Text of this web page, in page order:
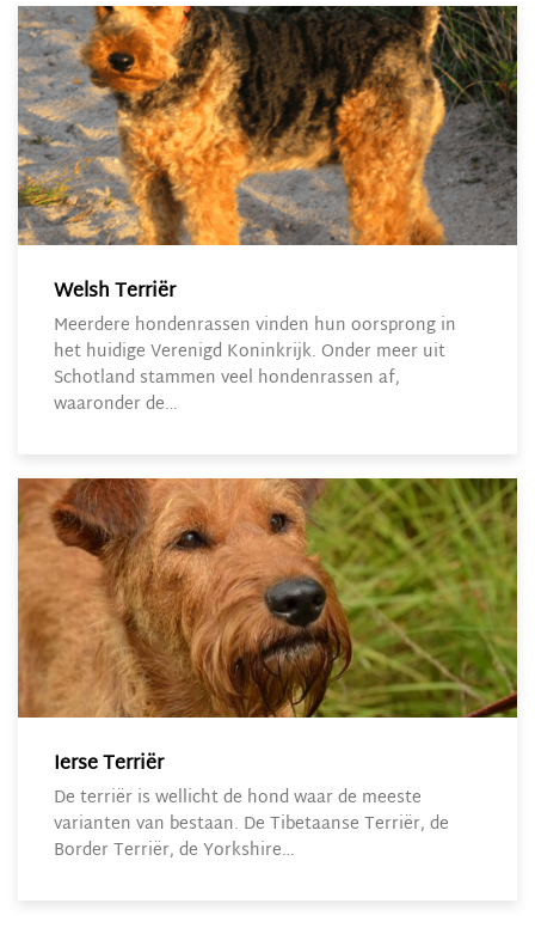
Welsh Terriër
Meerdere hondenrassen vinden hun oorsprong in
het huidige Verenigd Koninkrijk. Onder meer uit
Schotland stammen veel hondenrassen af,
waaronder de…
Ierse Terriër
De terriër is wellicht de hond waar de meeste
varianten van bestaan. De Tibetaanse Terriër, de
Border Terriër, de Yorkshire…